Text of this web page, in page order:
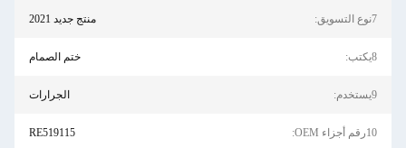
7نوع التسويق: منتج جديد 2021
8يكتب: ختم الصمام
9يستخدم: الجرارات
10رقم أجزاء OEM: RE519115